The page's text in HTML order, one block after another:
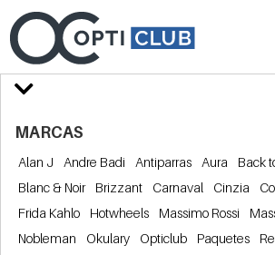
MARCAS
Alan J Andre Badi Antiparras Aura Back
Blanc & Noir
Brizzant Carnaval Cinzia
Frida Kahlo
Hotwheels Massimo Rossi
Nobleman
Okulary Opticlub Paquetes